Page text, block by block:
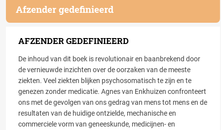
Afzender gedefinieerd
AFZENDER GEDEFINIEERD
De inhoud van dit boek is revolutionair en baanbrekend door
de vernieuwde inzichten over de oorzaken van de meeste
ziekten. Veel ziekten blijken psychosomatisch te zijn en te
genezen zonder medicatie. Agnes van Enkhuizen confronteert
ons met de gevolgen van ons gedrag van mens tot mens en de
resultaten van de huidige ontzielde, mechanische en
commerciele vorm van geneeskunde, medicijnen- en